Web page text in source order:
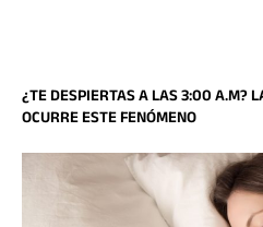
¿TE DESPIERTAS A LAS 3:00 A.M?
OCURRE ESTE FENÓMENO